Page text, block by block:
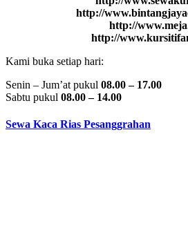
http://
http://
http://
Kami buka setiap hari:
Senin – Jum’at pukul 08.00 – 17.00
Sabtu pukul 08.00 – 14.00
Sewa Kaca Rias Pesanggrahan